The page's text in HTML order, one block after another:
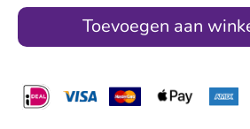
Toevoegen aan